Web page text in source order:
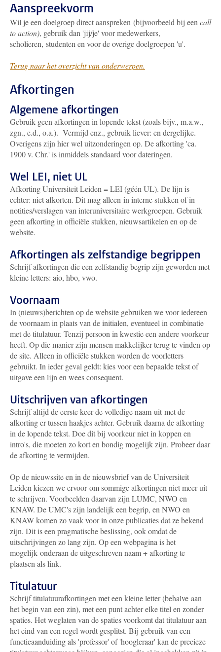
Aanspreekvorm
Wil je een doelgroep direct aanspreken (bijvoorbeeld bij een call
to action), gebruik dan 'jij/je' voor medewerkers,
scholieren, studenten en voor de overige doelgroepen 'u'.
Terug naar het overzicht van onderwerpen.
Afkortingen
Algemene afkortingen
Gebruik geen afkortingen in lopende tekst (zoals bijv., m.a.w.,
zgn., e.d., o.a.). Vermijd enz., gebruik liever: en dergelijke.
Overigens zijn hier wel uitzonderingen op. De afkorting 'ca.
1900 v. Chr.' is inmiddels standaard voor dateringen.
Wel LEI, niet UL
Afkorting Universiteit Leiden = LEI (géén UL). De lijn is
echter: niet afkorten. Dit mag alleen in interne stukken of in
notities/verslagen van interuniversitaire werkgroepen. Gebruik
geen afkorting in officiële stukken, nieuwsartikelen en op de
website.
Afkortingen als zelfstandige begrippen
Schrijf afkortingen die een zelfstandig begrip zijn geworden met
kleine letters: aio, hbo, vwo.
Voornaam
In (nieuws)berichten op de website gebruiken we voor iedereen
de voornaam in plaats van de initialen, eventueel in combinatie
met de titulatuur. Tenzij persoon in kwestie een andere voorkeur
heeft. Op die manier zijn mensen makkelijker terug te vinden op
de site. Alleen in officiële stukken worden de voorletters
gebruikt. In ieder geval geldt: kies voor een bepaalde tekst of
uitgave een lijn en wees consequent.
Uitschrijven van afkortingen
Schrijf altijd de eerste keer de volledige naam uit met de
afkorting er tussen haakjes achter. Gebruik daarna de afkorting
in de lopende tekst. Doe dit bij voorkeur niet in koppen en
intro's, die moeten zo kort en bondig mogelijk zijn. Probeer daar
de afkorting te vermijden.
Op de nieuwssite en in de nieuwsbrief van de Universiteit
Leiden kiezen we ervoor om sommige afkortingen niet meer uit
te schrijven. Voorbeelden daarvan zijn LUMC, NWO en
KNAW. De UMC's zijn landelijk een begrip, en NWO en
KNAW komen zo vaak voor in onze publicaties dat ze bekend
zijn. Dit is een pragmatische beslissing, ook omdat de
uitschrijvingen zo lang zijn. Op een webpagina is het
mogelijk onderaan de uitgeschreven naam + afkorting te
plaatsen als link.
Titulatuur
Schrijf titulatuurafkortingen met een kleine letter (behalve aan
het begin van een zin), met een punt achter elke titel en zonder
spaties. Het weglaten van de spaties voorkomt dat titulatuur aan
het eind van een regel wordt gesplitst. Bij gebruik van een
functieaanduiding als 'professor' of 'hoogleraar' kan de precieze